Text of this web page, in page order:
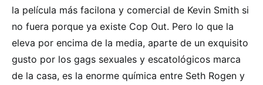
la película más facilona y comercial de Kevin Smith si
no fuera porque ya existe Cop Out. Pero lo que la
eleva por encima de la media, aparte de un exquisito
gusto por los gags sexuales y escatológicos marca
de la casa, es la enorme química entre Seth Rogen y